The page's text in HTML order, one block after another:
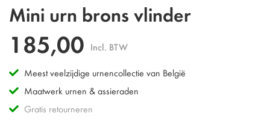
Mini urn brons vlinder
185,00 Incl. BTW
Meest veelzijdige urnencollectie van België
Maatwerk urnen & assieraden
Gratis retourneren